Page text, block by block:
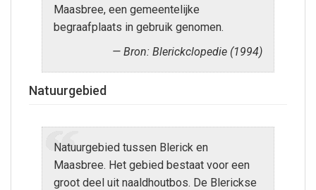
Maasbree, een gemeentelijke
begraafplaats in gebruik genomen.
Bron: Blerickclopedie (1994)
Natuurgebied
Natuurgebied tussen Blerick en
Maasbree. Het gebied bestaat voor een
groot deel uit naaldhoutbos. De Blerickse